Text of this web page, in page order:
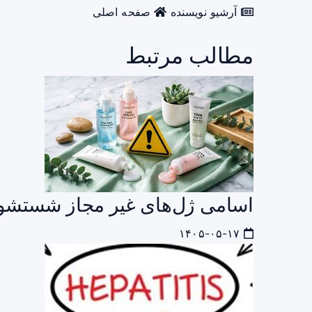
آرشیو نویسنده صفحه اصلی
مطالب مرتبط
اسامی ژل‌های غیر مجاز